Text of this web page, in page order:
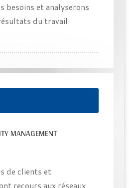
besoins et analyserons
du travail
MANAGEMENT
de clients et
recours aux réseaux